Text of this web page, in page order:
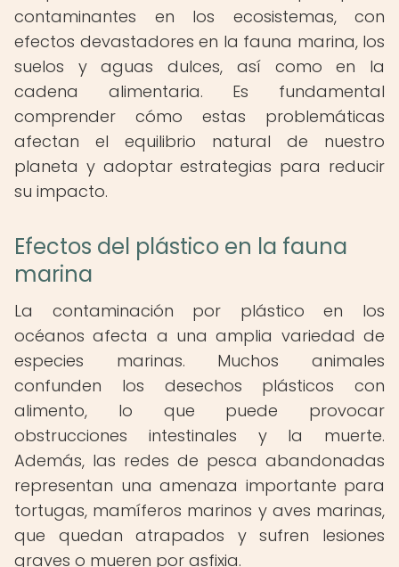
contaminantes en los ecosistemas, con
efectos devastadores en la fauna marina, los
suelos y aguas dulces, así como en la
cadena alimentaria. Es fundamental
comprender cómo estas problemáticas
afectan el equilibrio natural de nuestro
planeta y adoptar estrategias para reducir
su impacto.
Efectos del plástico en la fauna
marina
La contaminación por plástico en los
océanos afecta a una amplia variedad de
especies marinas. Muchos animales
confunden los desechos plásticos con
alimento, lo que puede provocar
obstrucciones intestinales y la muerte.
Además, las redes de pesca abandonadas
representan una amenaza importante para
tortugas, mamíferos marinos y aves marinas,
que quedan atrapados y sufren lesiones
graves o mueren por asfixia.